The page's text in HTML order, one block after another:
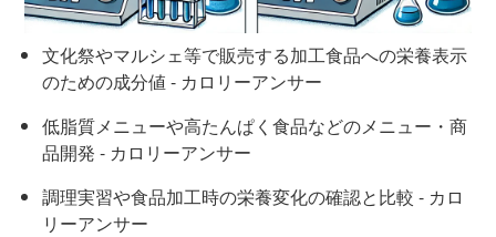
文化祭やマルシェ等で販売する加工食品への栄養表示
のための成分値 - カロリーアンサー
低脂質メニューや高たんぱく食品などのメニュー・商
品開発 - カロリーアンサー
調理実習や食品加工時の栄養変化の確認と比較 - カロ
リーアンサー